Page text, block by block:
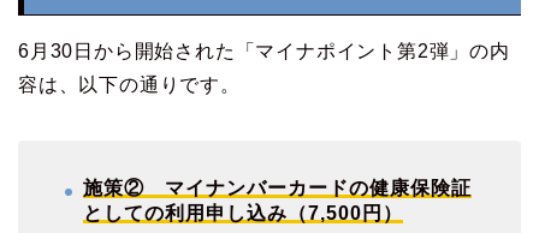
6月30日から開始された「マイナポイント第2弾」の内
容は、以下の通りです。
施策② マイナンバーカードの健康保険証
としての利用申し込み（7,500円）